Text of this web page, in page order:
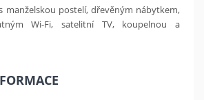
manželskou postelí, dřevěným nábytkem,
Wi-Fi, satelitní TV, koupelnou a